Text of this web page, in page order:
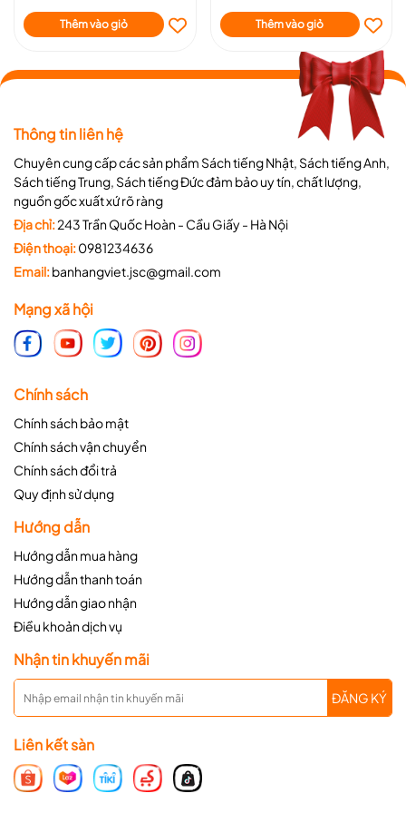
Thêm vào giỏ Thêm vào giỏ
Thông tin liên hệ
Chuyên cung cấp các sản phẩm Sách tiếng Nhật, Sách tiếng Anh,
Sách tiếng Trung, Sách tiếng Đức đảm bảo uy tín, chất lượng,
nguồn gốc xuất xứ rõ ràng
Địa chỉ:243 Trần Quốc Hoàn - Cầu Giấy - Hà Nội
Điện thoại:0981234636
Email:banhangviet.jsc@gmail.com
Mạng xã hội
Chính sách
Chính sách bảo mật
Chính sách vận chuyển
Chính sách đổi trả
Quy định sử dụng
Hướng dẫn
Hướng dẫn mua hàng
Hướng dẫn thanh toán
Hướng dẫn giao nhận
Điều khoản dịch vụ
Nhận tin khuyến mãi
ĐĂNG KÝ
Liên kết sàn